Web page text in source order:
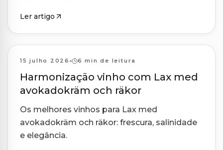
Ler artigo
Harmonizações
15 julho 2026 6 min de leitura
Harmonização vinho com Lax med
avokadokräm och räkor
Os melhores vinhos para Lax med
avokadokräm och räkor: frescura, salinidade
e elegância.